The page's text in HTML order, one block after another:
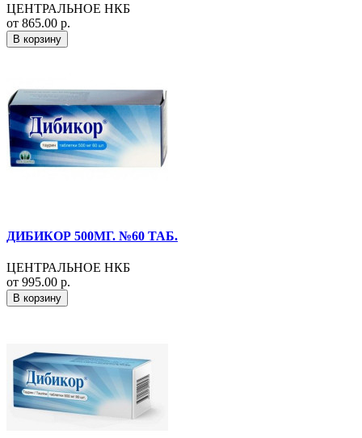
ЦЕНТРАЛЬНОЕ НКБ
от 865.00 р.
В корзину
ДИБИКОР 500МГ. №60 ТАБ.
ЦЕНТРАЛЬНОЕ НКБ
от 995.00 р.
В корзину